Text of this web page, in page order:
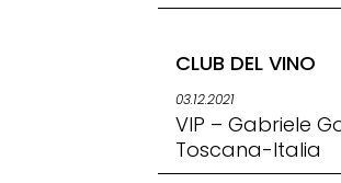
CLUB DEL VINO
03.12.2021
VIP – Gabriele
Toscana-Italia